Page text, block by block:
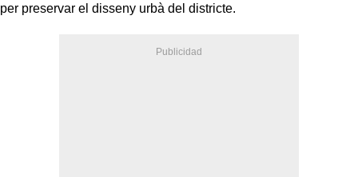
per preservar el disseny urbà del districte.